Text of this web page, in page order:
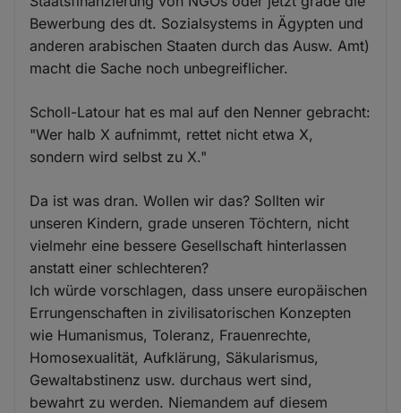
Bewerbung des dt. Sozialsystems in Ägypten und
anderen arabischen Staaten durch das Ausw. Amt)
macht die Sache noch unbegreiflicher.
Scholl-Latour hat es mal auf den Nenner gebracht:
"Wer halb X aufnimmt, rettet nicht etwa X,
sondern wird selbst zu X."
Da ist was dran. Wollen wir das? Sollten wir
unseren Kindern, grade unseren Töchtern, nicht
vielmehr eine bessere Gesellschaft hinterlassen
anstatt einer schlechteren?
Ich würde vorschlagen, dass unsere europäischen
Errungenschaften in zivilisatorischen Konzepten
wie Humanismus, Toleranz, Frauenrechte,
Homosexualität, Aufklärung, Säkularismus,
Gewaltabstinenz usw. durchaus wert sind,
bewahrt zu werden. Niemandem auf diesem